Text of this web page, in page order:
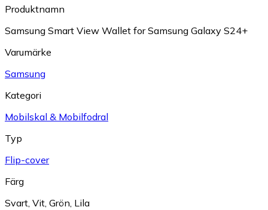
Produktnamn
Samsung Smart View Wallet for Samsung Galaxy S24+
Varumärke
Samsung
Kategori
Mobilskal & Mobilfodral
Typ
Flip-cover
Färg
Svart, Vit, Grön, Lila